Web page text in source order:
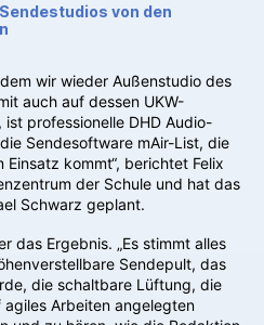
von den
wir wieder Außenstudio des
auch auf dessen UKW-
professionelle DHD Audio-
Sendesoftware mAir-List, die
kommt“, berichtet Felix
der Schule und hat das
Schwarz geplant.
das Ergebnis. „Es stimmt alles
Sendepult, das
die schaltbare Lüftung, die
Arbeiten angelegten